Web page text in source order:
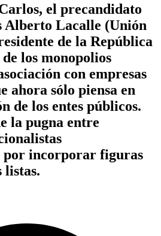
el precandidato
Alberto Lacalle (Unión
de la República
los monopolios
con empresas
ahora sólo piensa en
de los entes públicos.
la pugna entre
por incorporar figuras
listas.